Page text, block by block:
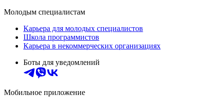
Молодым специалистам
Карьера для молодых специалистов
Школа программистов
Карьера в некоммерческих организациях
Боты для уведомлений
Мобильное приложение